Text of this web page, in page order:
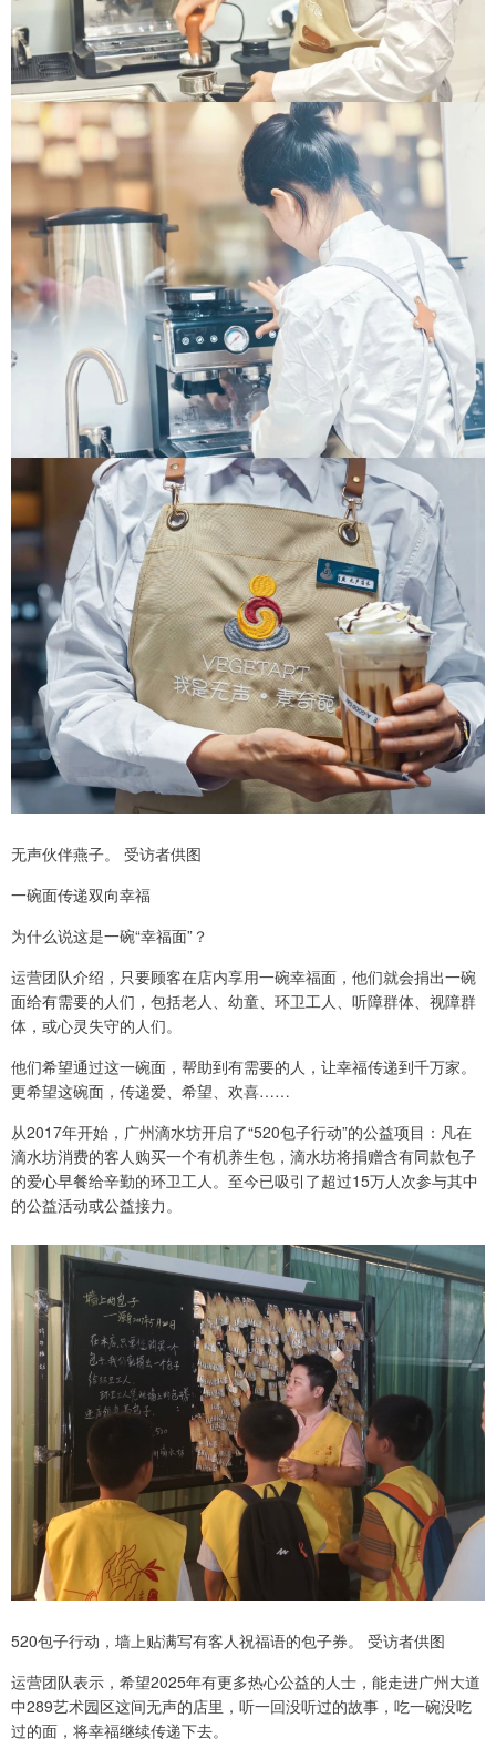
无声伙伴燕子。 受访者供图
一碗面传递双向幸福
为什么说这是一碗“幸福面”？
运营团队介绍，只要顾客在店内享用一碗幸福面，他们就会捐出一碗
面给有需要的人们，包括老人、幼童、环卫工人、听障群体、视障群
体，或心灵失守的人们。
他们希望通过这一碗面，帮助到有需要的人，让幸福传递到千万家。
更希望这碗面，传递爱、希望、欢喜……
从2017年开始，广州滴水坊开启了“520包子行动”的公益项目：凡在
滴水坊消费的客人购买一个有机养生包，滴水坊将捐赠含有同款包子
的爱心早餐给辛勤的环卫工人。至今已吸引了超过15万人次参与其中
的公益活动或公益接力。
520包子行动，墙上贴满写有客人祝福语的包子券。 受访者供图
运营团队表示，希望2025年有更多热心公益的人士，能走进广州大道
中289艺术园区这间无声的店里，听一回没听过的故事，吃一碗没吃
过的面，将幸福继续传递下去。